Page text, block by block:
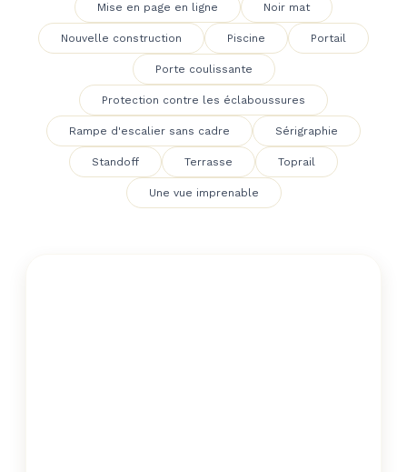
Mise en page en ligne Noir mat
Nouvelle construction Piscine Portail
Porte coulissante
Protection contre les éclaboussures
Rampe d'escalier sans cadre Sérigraphie
Standoff Terrasse Toprail
Une vue imprenable